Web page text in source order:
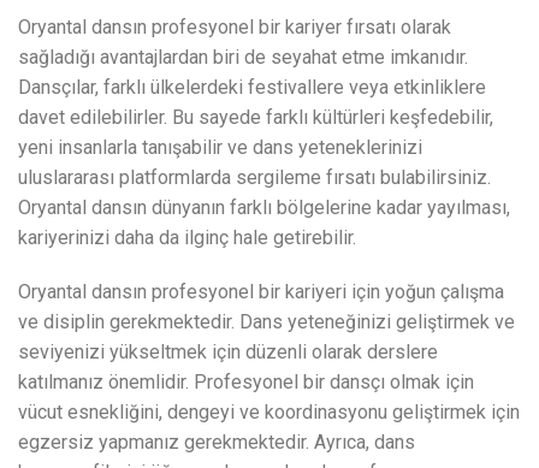
Oryantal dansın profesyonel bir kariyer fırsatı olarak
sağladığı avantajlardan biri de seyahat etme imkanıdır.
Dansçılar, farklı ülkelerdeki festivallere veya etkinliklere
davet edilebilirler. Bu sayede farklı kültürleri keşfedebilir,
yeni insanlarla tanışabilir ve dans yeteneklerinizi
uluslararası platformlarda sergileme fırsatı bulabilirsiniz.
Oryantal dansın dünyanın farklı bölgelerine kadar yayılması,
kariyerinizi daha da ilginç hale getirebilir.
Oryantal dansın profesyonel bir kariyeri için yoğun çalışma
ve disiplin gerekmektedir. Dans yeteneğinizi geliştirmek ve
seviyenizi yükseltmek için düzenli olarak derslere
katılmanız önemlidir. Profesyonel bir dansçı olmak için
vücut esnekliğini, dengeyi ve koordinasyonu geliştirmek için
egzersiz yapmanız gerekmektedir. Ayrıca, dans